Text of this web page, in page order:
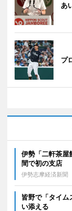
あ
プ
伊勢「二軒茶
間で初の支店
伊勢志摩経済新聞
皆野で「タイ
い添える